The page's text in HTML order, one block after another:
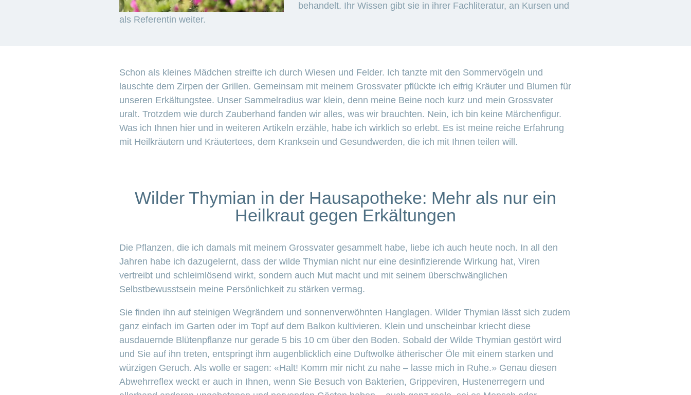
behandelt. Ihr Wissen gibt sie in ihrer Fachliteratur, an Kursen und
als Referentin weiter.
Schon als kleines Mädchen streifte ich durch Wiesen und Felder. Ich tanzte mit den Sommervögeln und
lauschte dem Zirpen der Grillen. Gemeinsam mit meinem Grossvater pflückte ich eifrig Kräuter und Blumen für
unseren Erkältungstee. Unser Sammelradius war klein, denn meine Beine noch kurz und mein Grossvater
uralt. Trotzdem wie durch Zauberhand fanden wir alles, was wir brauchten. Nein, ich bin keine Märchenfigur.
Was ich Ihnen hier und in weiteren Artikeln erzähle, habe ich wirklich so erlebt. Es ist meine reiche Erfahrung
mit Heilkräutern und Kräutertees, dem Kranksein und Gesundwerden, die ich mit Ihnen teilen will.
Wilder Thymian in der Hausapotheke: Mehr als nur ein
Heilkraut gegen Erkältungen
Die Pflanzen, die ich damals mit meinem Grossvater gesammelt habe, liebe ich auch heute noch. In all den
Jahren habe ich dazugelernt, dass der wilde Thymian nicht nur eine desinfizierende Wirkung hat, Viren
vertreibt und schleimlösend wirkt, sondern auch Mut macht und mit seinem überschwänglichen
Selbstbewusstsein meine Persönlichkeit zu stärken vermag.
Sie finden ihn auf steinigen Wegrändern und sonnenverwöhnten Hanglagen. Wilder Thymian lässt sich zudem
ganz einfach im Garten oder im Topf auf dem Balkon kultivieren. Klein und unscheinbar kriecht diese
ausdauernde Blütenpflanze nur gerade 5 bis 10 cm über den Boden. Sobald der Wilde Thymian gestört wird
und Sie auf ihn treten, entspringt ihm augenblicklich eine Duftwolke ätherischer Öle mit einem starken und
würzigen Geruch. Als wolle er sagen: «Halt! Komm mir nicht zu nahe – lasse mich in Ruhe.» Genau diesen
Abwehrreflex weckt er auch in Ihnen, wenn Sie Besuch von Bakterien, Grippeviren, Hustenerregern und